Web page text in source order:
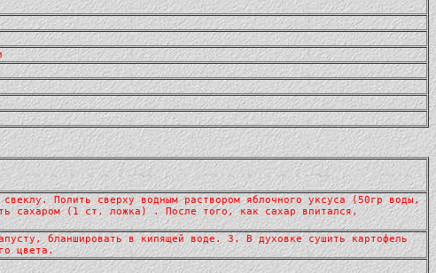
Полить сверху водным раствором яблочного уксуса (50гр воды,
сахаром (1 ст. ложка) . После того, как сахар впитался,
бланшировать в кипящей воде. 3. В духовке сушить картофель
цвета.